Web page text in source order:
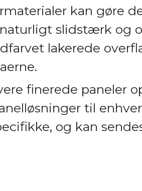
kan gøre
slidstærk og
lakerede
finerede paneler
til
og kan